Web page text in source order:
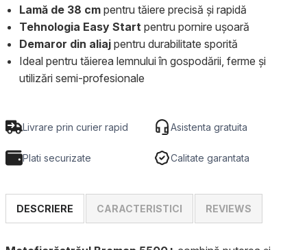
Lamă de 38 cm pentru tăiere precisă și rapidă
Tehnologia Easy Start pentru pornire ușoară
Demaror din aliaj pentru durabilitate sporită
Ideal pentru tăierea lemnului în gospodării, ferme și
utilizări semi-profesionale
Livrare prin curier rapid Asistenta gratuita
Plati securizate Calitate garantata
DESCRIERE CARACTERISTICI REVIEWS